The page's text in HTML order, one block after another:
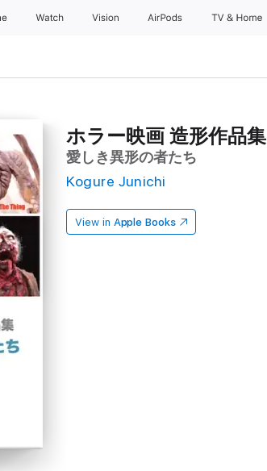
Watch Vision AirPods TV & Home
ホラー映画 造形作品集
愛しき異形の者たち
Kogure Junichi
View in Apple Books